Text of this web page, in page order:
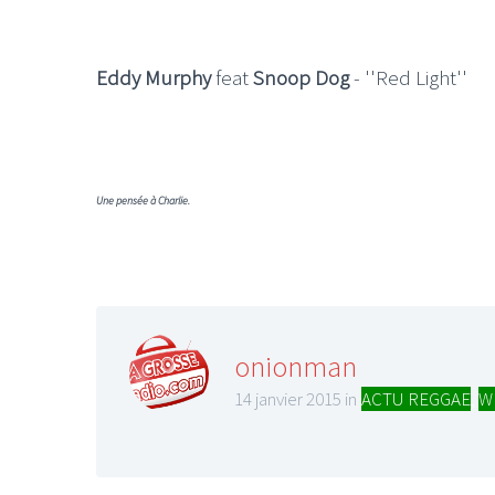
Eddy MurphyfeatSnoop Dog- ''Red Light''
Une pensée à Charlie.
onionman
14 janvier 2015 in ACTU REGGAE